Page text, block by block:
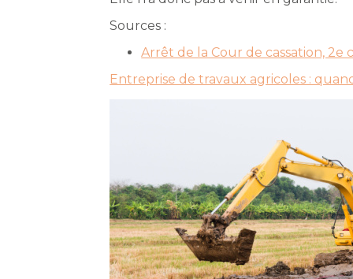
Sources :
Arrêt de la Cour de cassation, 2e
Entreprise de travaux agricoles :